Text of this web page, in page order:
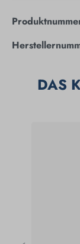
DAS